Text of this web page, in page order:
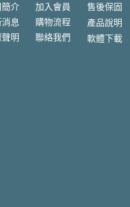
介
息
明
加入會員
購物流程
聯絡我們
售後保固
產品說明
軟體下載